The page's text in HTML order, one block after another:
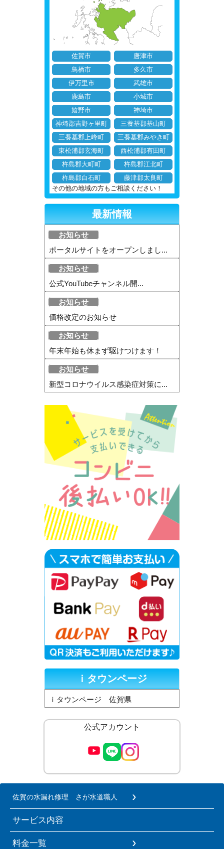
佐賀市
唐津市
鳥栖市
多久市
伊万里市
武雄市
鹿島市
小城市
嬉野市
神埼市
神埼郡吉野ヶ里町
三養基郡基山町
三養基郡上峰町
三養基郡みやき町
東松浦郡玄海町
西松浦郡有田町
杵島郡大町町
杵島郡江北町
杵島郡白石町
藤津郡太良町
その他の地域の方もご相談ください！
最新情報
お知らせ
ポータルサイトをオープンしまし...
お知らせ
公式YouTubeチャンネル開...
お知らせ
価格改定のお知らせ
お知らせ
年末年始も休まず駆けつけます！
お知らせ
新型コロナウイルス感染症対策に...
ｉタウンページ
ｉタウンページ 佐賀県
公式アカウント
佐賀の水漏れ修理 さが水道職人
サービス内容
料金一覧